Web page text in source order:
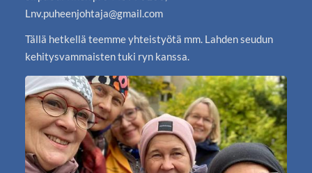
Lnv.puheenjohtaja@gmail.com
Tällä hetkellä teemme yhteistyötä mm. Lahden seudun
kehitysvammaisten tuki ryn kanssa.